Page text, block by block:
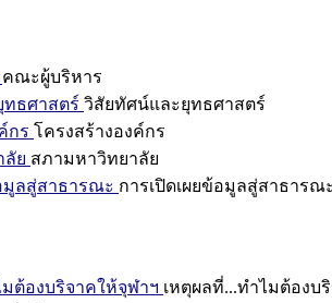
คณะผู้บริหาร
ธศาสตร์ วิสัยทัศน์และยุทธศาสตร์
กร โครงสร้างองค์กร
ลัย สภามหาวิทยาลัย
มูลสู่สาธารณะ การเปิดเผยข้อมูลสู่สาธารณะ
มต้องบริจาคให้จุฬาฯ เหตุผลที่...ทำไมต้องบ